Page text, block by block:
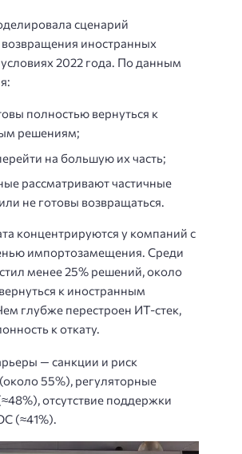
сценарий
иностранных
2022 года. По данным
полностью вернуться к
решениям;
на большую их часть;
рассматривают частичные
не готовы возвращаться.
концентрируются у компаний с
импортозамещения. Среди
менее 25% решений, около
к иностранным
глубже перестроен ИТ-стек,
к откату.
— санкции и риск
55%), регуляторные
отсутствие поддержки
(≈41%).